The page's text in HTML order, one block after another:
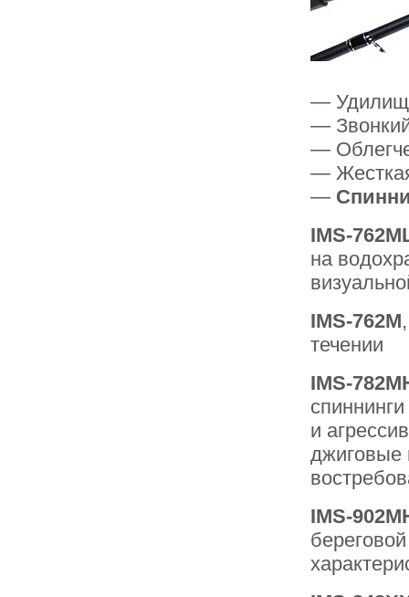
—
—
—
—
—
IMS-
на
IMS-762M
течении
IMS-
и
джиговые
IMS-